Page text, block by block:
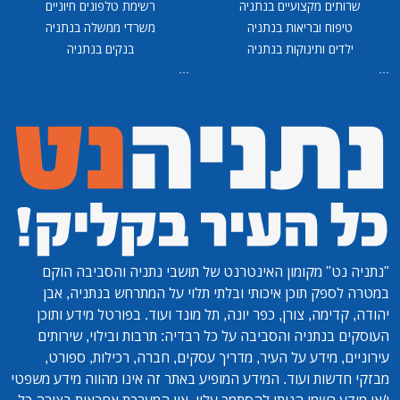
שרותים מקצועיים בנתניה
טיפוח ובריאות בנתניה
ילדים ותינוקות בנתניה
...
רשימת טלפונים חיוניים
משרדי ממשלה בנתניה
בנקים בנתניה
...
"נתניה נט" מקומון האינטרנט של תושבי נתניה והסביבה הוקם
במטרה לספק תוכן איכותי ובלתי תלוי על המתרחש בנתניה, אבן
יהודה, קדימה, צורן, כפר יונה, תל מונד ועוד. בפורטל מידע ותוכן
העוסקים בנתניה והסביבה על כל רבדיה: תרבות ובילוי, שירותים
עירוניים, מידע על העיר, מדריך עסקים, חברה, רכילות, ספורט,
מבזקי חדשות ועוד. המידע המופיע באתר זה אינו מהווה מידע משפטי